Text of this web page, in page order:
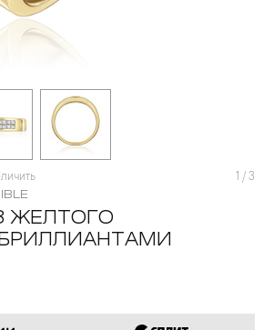
1 / 3
ЖЕЛТОГО